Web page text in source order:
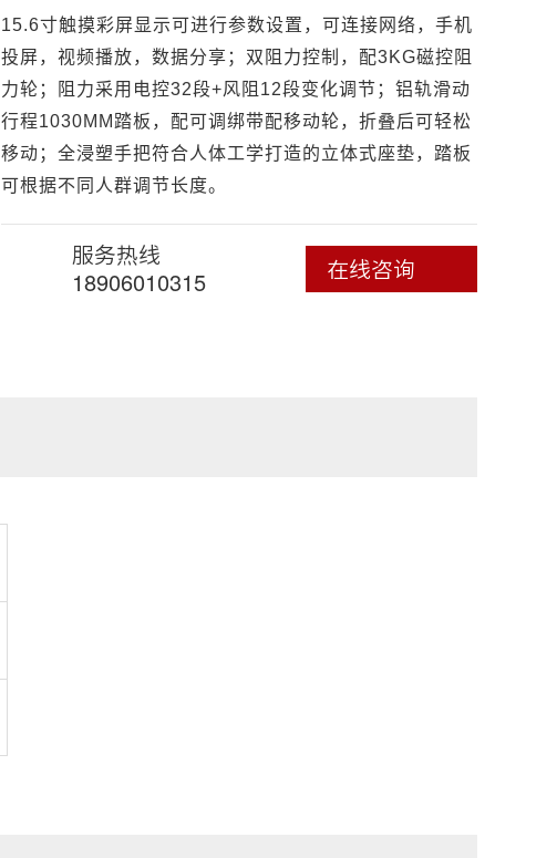
15.6寸触摸彩屏显示可进行参数设置，可连接网络，手机
投屏，视频播放，数据分享；双阻力控制，配3KG磁控阻
力轮；阻力采用电控32段+风阻12段变化调节；铝轨滑动
行程1030MM踏板，配可调绑带配移动轮，折叠后可轻松
移动；全浸塑手把符合人体工学打造的立体式座垫，踏板
可根据不同人群调节长度。
服务热线
18906010315
在线咨询